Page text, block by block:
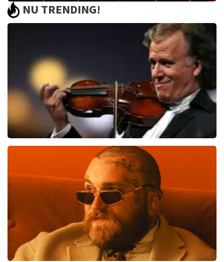
Saturday Night Fever
NU TRENDING!
laatste 30 minuten
BESTEL NU